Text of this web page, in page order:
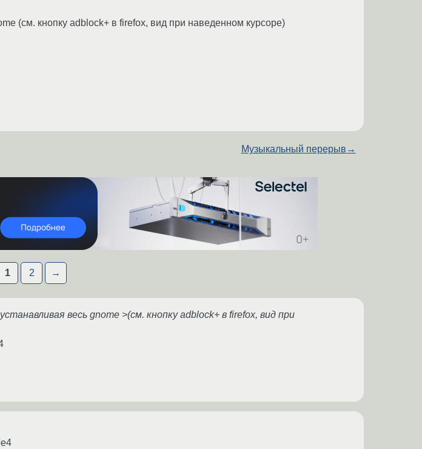
(см. кнопку adblock+ в firefox, вид при наведенном курсоре)
Музыкальный перерыв →
1 2 →
весь gnome >(см. кнопку adblock+ в firefox, вид при